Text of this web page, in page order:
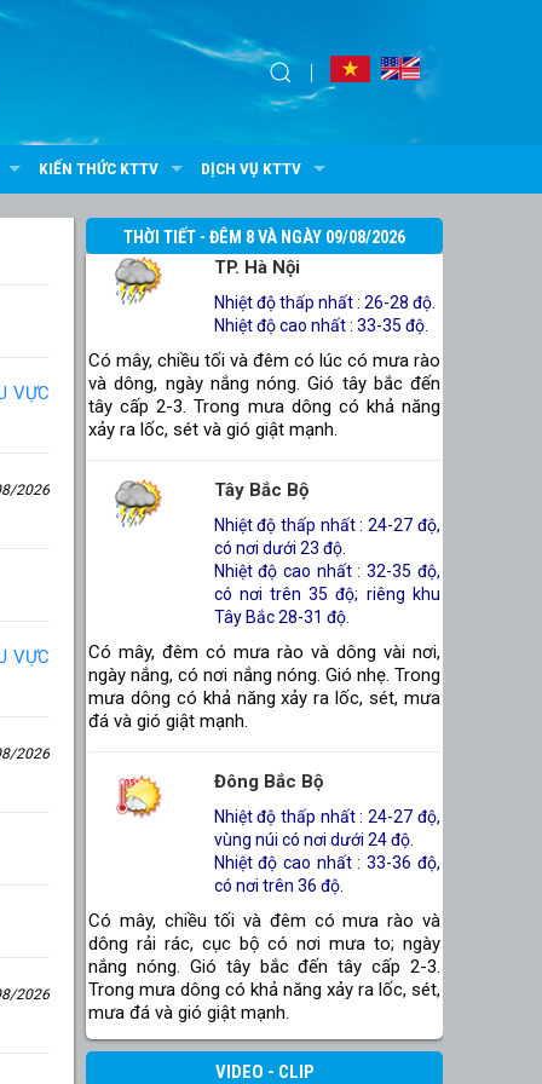
KIẾN THỨC KTTV DỊCH VỤ KTTV
VỰC
2026
VỰC
2026
2026
THỜI TIẾT - ĐÊM 8 VÀ NGÀY 09/08/2026
TP. Hà Nội
Nhiệt độ thấp nhất : 26-28 độ.
Nhiệt độ cao nhất : 33-35 độ.
Có mây, chiều tối và đêm có lúc có mưa rào
và dông, ngày nắng nóng. Gió tây bắc đến
tây cấp 2-3. Trong mưa dông có khả năng
xảy ra lốc, sét và gió giật mạnh.
Tây Bắc Bộ
Nhiệt độ thấp nhất : 24-27 độ,
có nơi dưới 23 độ.
Nhiệt độ cao nhất : 32-35 độ,
có nơi trên 35 độ; riêng khu
Tây Bắc 28-31 độ.
Có mây, đêm có mưa rào và dông vài nơi,
ngày nắng, có nơi nắng nóng. Gió nhẹ. Trong
mưa dông có khả năng xảy ra lốc, sét, mưa
đá và gió giật mạnh.
Đông Bắc Bộ
Nhiệt độ thấp nhất : 24-27 độ,
vùng núi có nơi dưới 24 độ.
Nhiệt độ cao nhất : 33-36 độ,
có nơi trên 36 độ.
Có mây, chiều tối và đêm có mưa rào và
dông rải rác, cục bộ có nơi mưa to; ngày
nắng nóng. Gió tây bắc đến tây cấp 2-3.
Trong mưa dông có khả năng xảy ra lốc, sét,
mưa đá và gió giật mạnh.
Thanh Hóa Đến Huế
VIDEO - CLIP